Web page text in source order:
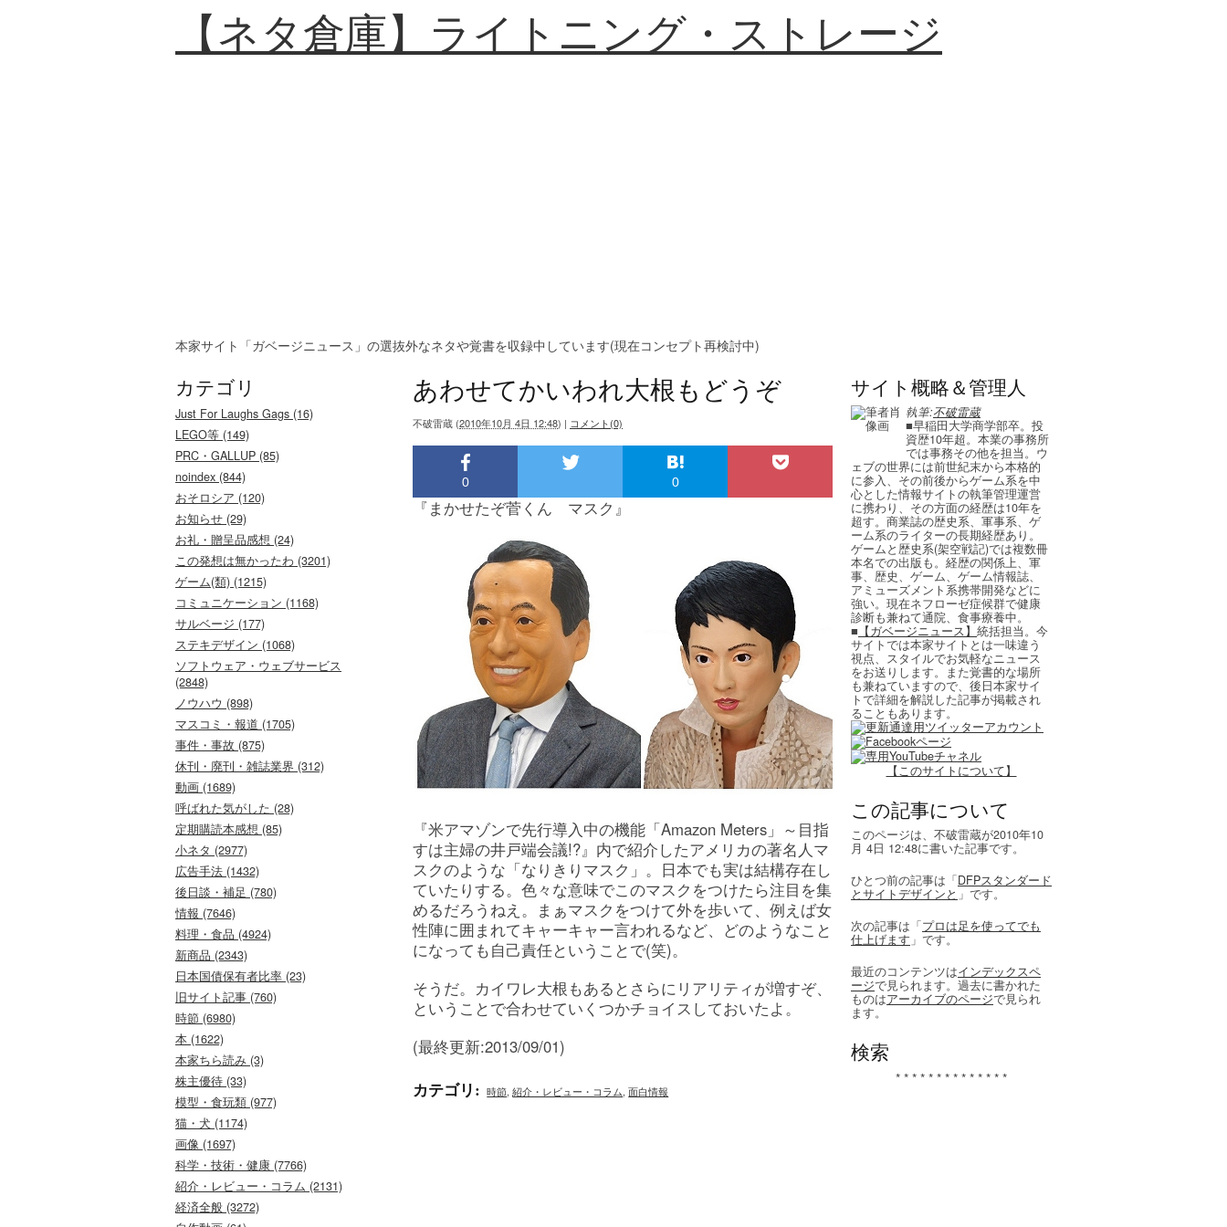
【ネタ倉庫】ライトニング・ストレージ
本家サイト「ガベージニュース」の選抜外なネタや覚書を収録中しています(現在コンセプト再検討中)
あわせてかいわれ大根もどうぞ
不破雷蔵 (2010年10月 4日 12:48) | コメント(0)
0 0
『まかせたぞ菅くん マスク』
『米アマゾンで先行導入中の機能「Amazon Meters」～目指
すは主婦の井戸端会議!?』内で紹介したアメリカの著名人マ
スクのような「なりきりマスク」。日本でも実は結構存在し
ていたりする。色々な意味でこのマスクをつけたら注目を集
めるだろうねえ。まぁマスクをつけて外を歩いて、例えば女
性陣に囲まれてキャーキャー言われるなど、どのようなこと
になっても自己責任ということで(笑)。
そうだ。カイワレ大根もあるとさらにリアリティが増すぞ、
ということで合わせていくつかチョイスしておいたよ。
(最終更新:2013/09/01)
カテゴリ: 時節, 紹介・レビュー・コラム, 面白情報
カテゴリ
Just For Laughs Gags (16)
LEGO等 (149)
PRC・GALLUP (85)
noindex (844)
おそロシア (120)
お知らせ (29)
お礼・贈呈品感想 (24)
この発想は無かったわ (3201)
ゲーム(類) (1215)
コミュニケーション (1168)
サルベージ (177)
ステキデザイン (1068)
ソフトウェア・ウェブサービス
(2848)
ノウハウ (898)
マスコミ・報道 (1705)
事件・事故 (875)
休刊・廃刊・雑誌業界 (312)
動画 (1689)
呼ばれた気がした (28)
定期購読本感想 (85)
小ネタ (2977)
広告手法 (1432)
後日談・補足 (780)
情報 (7646)
料理・食品 (4924)
新商品 (2343)
日本国債保有者比率 (23)
旧サイト記事 (760)
時節 (6980)
本 (1622)
本家ちら読み (3)
株主優待 (33)
模型・食玩類 (977)
猫・犬 (1174)
画像 (1697)
科学・技術・健康 (7766)
紹介・レビュー・コラム (2131)
経済全般 (3272)
サイト概略＆管理人
執筆:不破雷蔵
■早稲田大学商学部卒。投
資歴10年超。本業の事務所
では事務その他を担当。ウ
ェブの世界には前世紀末から本格的
に参入、その前後からゲーム系を中
心とした情報サイトの執筆管理運営
に携わり、その方面の経歴は10年を
超す。商業誌の歴史系、軍事系、ゲ
ーム系のライターの長期経歴あり。
ゲームと歴史系(架空戦記)では複数冊
本名での出版も。経歴の関係上、軍
事、歴史、ゲーム、ゲーム情報誌、
アミューズメント系携帯開発などに
強い。現在ネフローゼ症候群で健康
診断も兼ねて通院、食事療養中。
■ 【ガベージニュース】 統括担当。今
サイトでは本家サイトとは一味違う
視点、スタイルでお気軽なニュース
をお送りします。また覚書的な場所
も兼ねていますので、後日本家サイ
トで詳細を解説した記事が掲載され
ることもあります。
【このサイトについて】
この記事について
このページは、不破雷蔵が2010年10
月 4日 12:48に書いた記事です。
ひとつ前の記事は「DFPスタンダード
とサイトデザインと 」です。
次の記事は「プロは足を使ってでも
仕上げます 」です。
最近のコンテンツはインデックスペ
ージで見られます。過去に書かれた
ものはアーカイブのページで見られ
ます。
検索
* * * * * * * * * * * * * *